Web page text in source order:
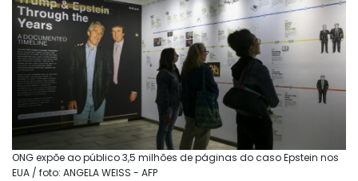
ONG expõe ao público 3,5 milhões de páginas do caso Epstein nos
EUA / foto: ANGELA WEISS - AFP